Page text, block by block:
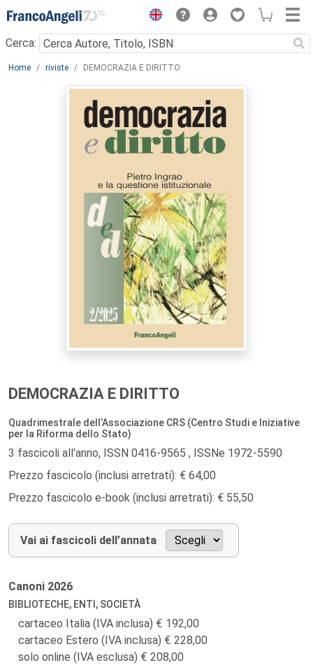
Menu
Cerca:
Main content
Home riviste DEMOCRAZIA E DIRITTO
DEMOCRAZIA E DIRITTO
Quadrimestrale dell’Associazione CRS (Centro Studi e Iniziative
per la Riforma dello Stato)
3 fascicoli all'anno, ISSN 0416-9565 , ISSNe 1972-5590
Prezzo fascicolo (inclusi arretrati): € 64,00
Prezzo fascicolo e-book (inclusi arretrati): € 55,50
Vai ai fascicoli dell’annata
Canoni 2026
BIBLIOTECHE, ENTI, SOCIETÀ
cartaceo Italia (IVA inclusa)
192,00
cartaceo Estero (IVA inclusa)
228,00
solo online (IVA esclusa)
208,00